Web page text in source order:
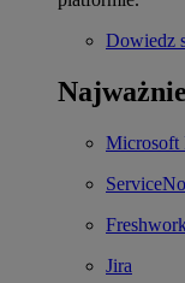
Dowiedz
Microsoft
Jira